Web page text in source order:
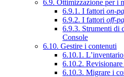
6.9. Ottimizzazione per i
6.9.1. I fattori on-
6.9.2. I fattori off-
6.9.3. Strumenti di
Console
6.10. Gestire i contenuti
6.10.1.
6.10.2.
6.10.3. Migrare i